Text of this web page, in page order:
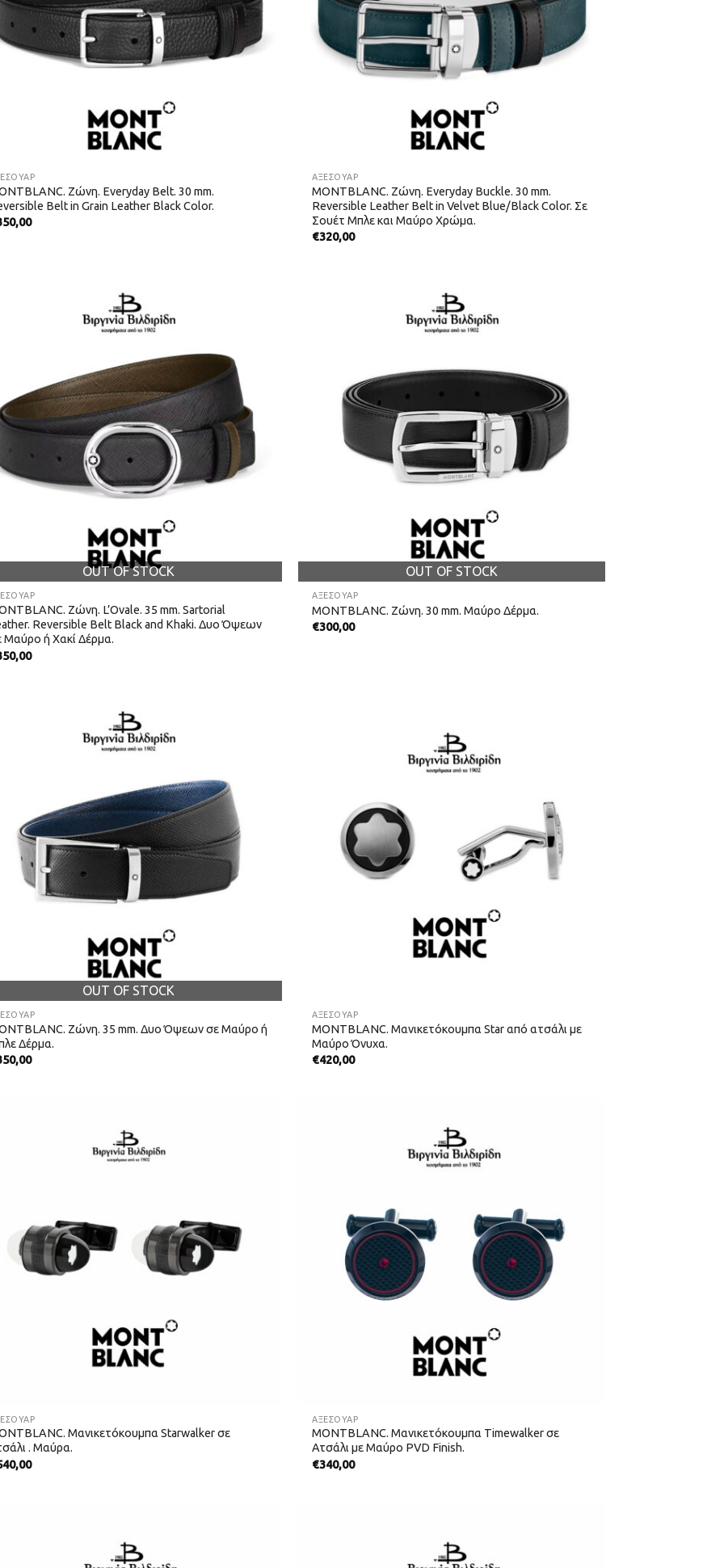
Ζώνη. Everyday Belt. 30 mm.
Belt in Grain Leather Black Color.
ΑΞΕΣΟΥΑΡ
MONTBLANC. Ζώνη. Everyday Buckle. 30 mm.
Reversible Leather Belt in Velvet Blue/Black Color. Σε
Σουέτ Μπλε και Μαύρο Χρώμα.
€320,00
OUT OF STOCK
Ζώνη. L’Ovale. 35 mm. Sartorial
Reversible Belt Black and Khaki. Δυο Όψεων
Μαύρο ή Xακί Δέρμα.
OUT OF STOCK
ΑΞΕΣΟΥΑΡ
MONTBLANC. Ζώνη. 30 mm. Μαύρο Δέρμα.
€300,00
OUT OF STOCK
Ζώνη. 35 mm. Δυο Όψεων σε Μαύρο ή
Δέρμα.
ΑΞΕΣΟΥΑΡ
MONTBLANC. Μανικετόκουμπα Star από ατσάλι με
Μαύρο Όνυχα.
€420,00
Μανικετόκουμπα Starwalker σε
. Μαύρα.
ΑΞΕΣΟΥΑΡ
MONTBLANC. Μανικετόκουμπα Timewalker σε
Ατσάλι με Μαύρο PVD Finish.
€340,00